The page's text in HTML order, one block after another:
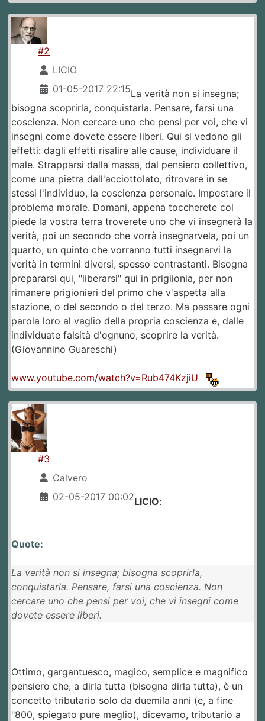
#2
LICIO
01-05-2017 22:15La verità non si insegna;
bisogna scoprirla, conquistarla. Pensare, farsi una
coscienza. Non cercare uno che pensi per voi, che vi
insegni come dovete essere liberi. Qui si vedono gli
effetti: dagli effetti risalire alle cause, individuare il
male. Strapparsi dalla massa, dal pensiero collettivo,
come una pietra dall'acciottolato, ritrovare in se
stessi l'individuo, la coscienza personale. Impostare il
problema morale. Domani, appena toccherete col
piede la vostra terra troverete uno che vi insegnerà la
verità, poi un secondo che vorrà insegnarvela, poi un
quarto, un quinto che vorranno tutti insegnarvi la
verità in termini diversi, spesso contrastanti. Bisogna
prepararsi qui, "liberarsi" qui in prigiionia, per non
rimanere prigionieri del primo che v'aspetta alla
stazione, o del secondo o del terzo. Ma passare ogni
parola loro al vaglio della propria coscienza e, dalle
individuate falsità d'ognuno, scoprire la verità.
(Giovannino Guareschi)
www.youtube.com/watch?v=Rub474KzjiU
#3
Calvero
02-05-2017 00:02LICIO:
Quote:
La verità non si insegna; bisogna scoprirla,
conquistarla. Pensare, farsi una coscienza. Non
cercare uno che pensi per voi, che vi insegni come
dovete essere liberi.
Ottimo, gargantuesco, magico, semplice e magnifico
pensiero che, a dirla tutta (bisogna dirla tutta), è un
concetto tributario solo da duemila anni (e, a fine
"800, spiegato pure meglio), dicevamo, tributario a